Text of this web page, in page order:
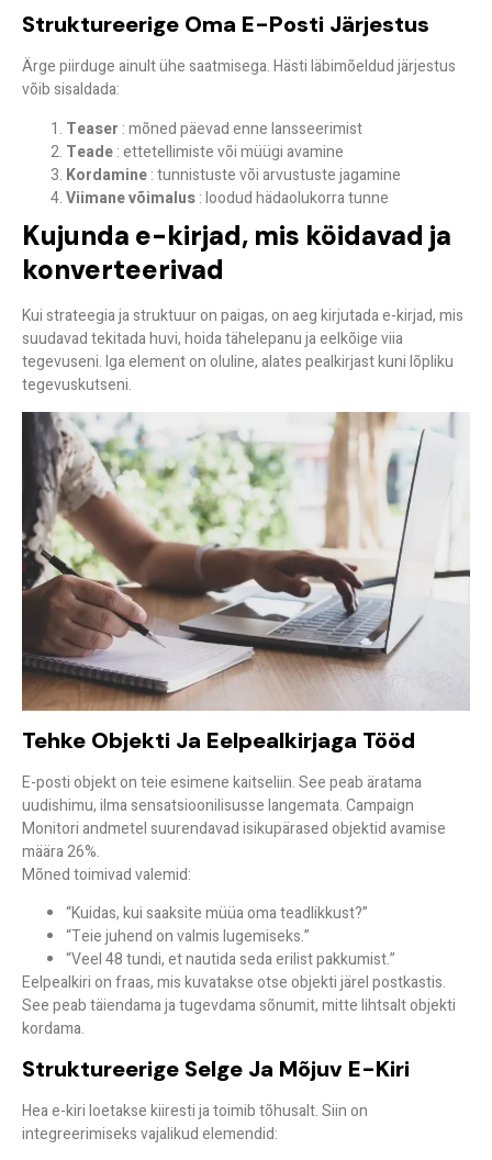
Struktureerige Oma E-Posti Järjestus
Ärge piirduge ainult ühe saatmisega. Hästi läbimõeldud järjestus
võib sisaldada:
Teaser : mõned päevad enne lansseerimist
Teade: ettetellimiste või müügi avamine
Kordamine: tunnistuste või arvustuste jagamine
Viimane võimalus: loodud hädaolukorra tunne
Kujunda e-kirjad, mis köidavad ja
konverteerivad
Kui strateegia ja struktuur on paigas, on aeg kirjutada e-kirjad, mis
suudavad tekitada huvi, hoida tähelepanu ja eelkõige viia
tegevuseni. Iga element on oluline, alates pealkirjast kuni lõpliku
tegevuskutseni.
Tehke Objekti Ja Eelpealkirjaga Tööd
E-posti objekt on teie esimene kaitseliin. See peab äratama
uudishimu, ilma sensatsioonilisusse langemata. Campaign
Monitori andmetel suurendavad isikupärased objektid avamise
määra 26%.
Mõned toimivad valemid:
“Kuidas, kui saaksite müüa oma teadlikkust?”
“Teie juhend on valmis lugemiseks.”
“Veel 48 tundi, et nautida seda erilist pakkumist.”
Eelpealkirion fraas, mis kuvatakse otse objekti järel postkastis.
See peab täiendama ja tugevdama sõnumit, mitte lihtsalt objekti
kordama.
Struktureerige Selge Ja Mõjuv E-Kiri
Hea e-kiri loetakse kiiresti ja toimib tõhusalt. Siin on
integreerimiseks vajalikud elemendid: